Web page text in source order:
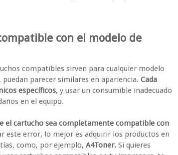
con el modelo de
compatibles sirven para cualquier modelo
parecer similares en apariencia. Cada
específicos, y usar un consumible inadecuado
en el equipo.
el cartucho sea completamente compatible con
este error, lo mejor es adquirir los productos en
como, por ejemplo, A4Toner. Si quieres